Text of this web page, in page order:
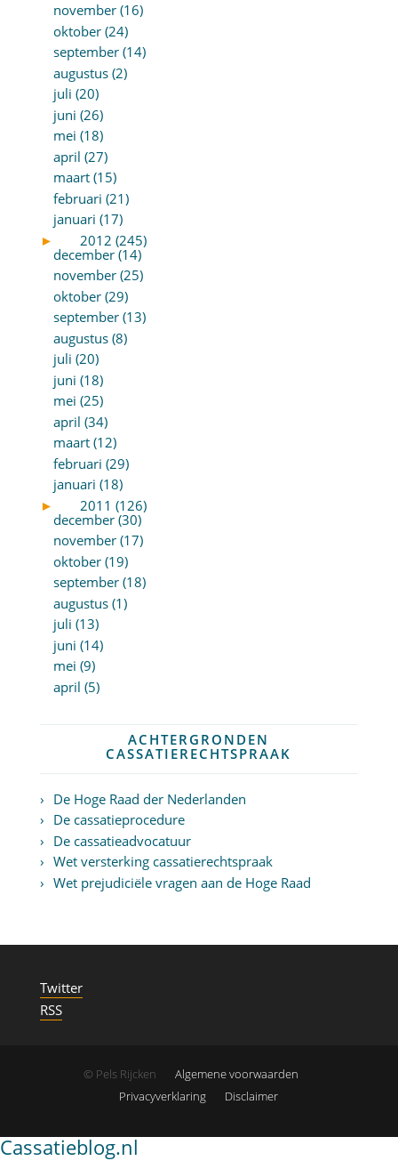
november (16)
oktober (24)
september (14)
augustus (2)
juli (20)
juni (26)
mei (18)
april (27)
maart (15)
februari (21)
januari (17)
►
2012 (245)
december (14)
november (25)
oktober (29)
september (13)
augustus (8)
juli (20)
juni (18)
mei (25)
april (34)
maart (12)
februari (29)
januari (18)
►
2011 (126)
december (30)
november (17)
oktober (19)
september (18)
augustus (1)
juli (13)
juni (14)
mei (9)
april (5)
ACHTERGRONDEN
CASSATIERECHTSPRAAK
De Hoge Raad der Nederlanden
De cassatieprocedure
De cassatieadvocatuur
Wet versterking cassatierechtspraak
Wet prejudiciële vragen aan de Hoge Raad
Twitter
RSS
© Pels Rijcken
Algemene voorwaarden
Privacyverklaring
Disclaimer
Cassatieblog.nl